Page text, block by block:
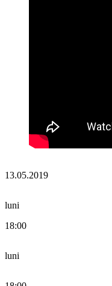
13.05.2019
luni
18:00
luni